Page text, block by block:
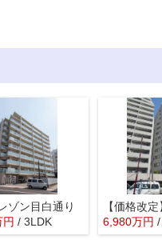
ゾン目白通り
円 / 3LDK 6,980万円